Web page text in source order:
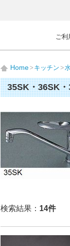
ご利
Home キッチン
35SK・36SK
検索結果： 14件